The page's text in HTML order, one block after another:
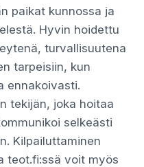
paikat kunnossa ja
Hyvin hoidettu
turvallisuutena
tarpeisiin, kun
ennakoivasti.
tekijän, joka hoitaa
selkeästi
Kilpailuttaminen
teot.fi:ssä voit myös